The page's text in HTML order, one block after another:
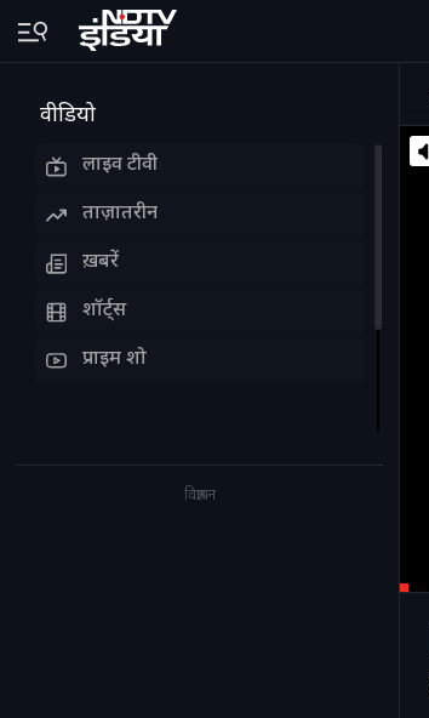
वीडियो
लाइव टीवी
ताज़ातरीन
ख़बरें
शॉर्ट्स
प्राइम शो
विज्ञापन